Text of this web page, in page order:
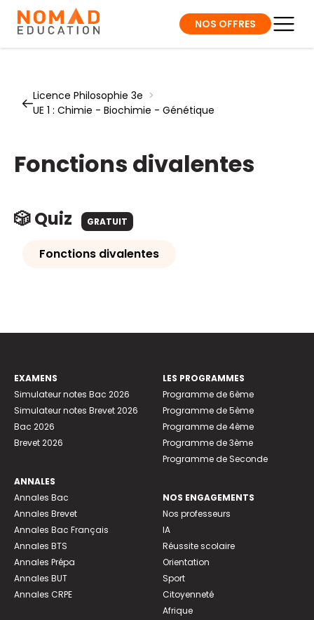
NOS OFFRES
Licence Philosophie 3e >
UE 1 : Chimie - Biochimie - Génétique
Fonctions divalentes
🎲 Quiz GRATUIT
Fonctions divalentes
EXAMENS
Simulateur notes Bac 2026
Simulateur notes Brevet 2026
Bac 2026
Brevet 2026
ANNALES
Annales Bac
Annales Brevet
Annales Bac Français
Annales BTS
Annales Prépa
Annales BUT
Annales CRPE
LES PROGRAMMES
Programme de 6ème
Programme de 5ème
Programme de 4ème
Programme de 3ème
Programme de Seconde
NOS ENGAGEMENTS
Nos professeurs
IA
Réussite scolaire
Orientation
Sport
Citoyenneté
Afrique